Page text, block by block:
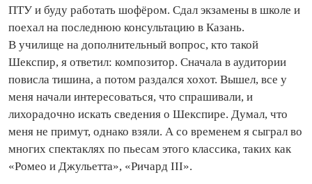
ПТУ и буду работать шофёром. Сдал экзамены в школе и
поехал на последнюю консультацию в Казань.
В училище на дополнительный вопрос, кто такой
Шекспир, я ответил: композитор. Сначала в аудитории
повисла тишина, а потом раздался хохот. Вышел, все у
меня начали интересоваться, что спрашивали, и
лихорадочно искать сведения о Шекспире. Думал, что
меня не примут, однако взяли. А со временем я сыграл во
многих спектаклях по пьесам этого классика, таких как
«Ромео и Джульетта», «Ричард III».